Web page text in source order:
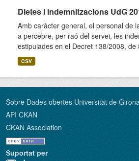
Dietes i Indemnitzacions UdG
Amb caràcter general, el personal de
a percebre, per raó del servei, les
estipulades en el Decret 138/2008, de
CSV
Sobre Dades obertes Universitat de
API CKAN
CKAN Association
Suportat per